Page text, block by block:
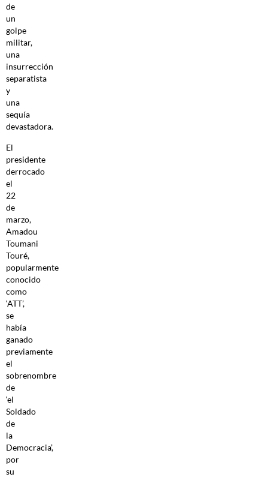
de
un
golpe
militar,
una
insurrección
separatista
y
una
sequía
devastadora.
El
presidente
derrocado
el
22
de
marzo,
Amadou
Toumani
Touré,
popularmente
conocido
como
‘ATT’,
se
había
ganado
previamente
el
sobrenombre
de
‘el
Soldado
de
la
Democracia’,
por
su